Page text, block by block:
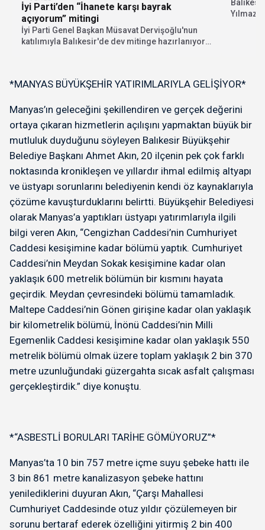
İyi Parti’den “İhanete karşı bayrak
açıyorum” mitingi
İyi Parti Genel Başkan Müsavat Dervişoğlu'nun
katılımıyla Balıkesir'de dev mitinge hazırlanıyor.
Yılmaz,
*MANYAS BÜYÜKŞEHİR YATIRIMLARIYLA GELİŞİYOR*
Manyas’ın geleceğini şekillendiren ve gerçek değerini
ortaya çıkaran hizmetlerin açılışını yapmaktan büyük bir
mutluluk duyduğunu söyleyen Balıkesir Büyükşehir
Belediye Başkanı Ahmet Akın, 20 ilçenin pek çok farklı
noktasında kronikleşen ve yıllardır ihmal edilmiş altyapı
ve üstyapı sorunlarını belediyenin kendi öz kaynaklarıyla
çözüme kavuşturduklarını belirtti. Büyükşehir Belediyesi
olarak Manyas’a yaptıkları üstyapı yatırımlarıyla ilgili
bilgi veren Akın, “Cengizhan Caddesi’nin Cumhuriyet
Caddesi kesişimine kadar bölümü yaptık. Cumhuriyet
Caddesi’nin Meydan Sokak kesişimine kadar olan
yaklaşık 600 metrelik bölümün bir kısmını hayata
geçirdik. Meydan çevresindeki bölümü tamamladık.
Maltepe Caddesi’nin Gönen girişine kadar olan yaklaşık
bir kilometrelik bölümü, İnönü Caddesi’nin Milli
Egemenlik Caddesi kesişimine kadar olan yaklaşık 550
metrelik bölümü olmak üzere toplam yaklaşık 2 bin 370
metre uzunluğundaki güzergahta sıcak asfalt çalışması
gerçekleştirdik.” diye konuştu.
*“ASBESTLİ BORULARI TARİHE GÖMÜYORUZ”*
Manyas’ta 10 bin 757 metre içme suyu şebeke hattı ile
3 bin 861 metre kanalizasyon şebeke hattını
yenilediklerini duyuran Akın, “Çarşı Mahallesi
Cumhuriyet Caddesinde otuz yıldır çözülemeyen bir
sorunu bertaraf ederek özelliğini yitirmiş 2 bin 400